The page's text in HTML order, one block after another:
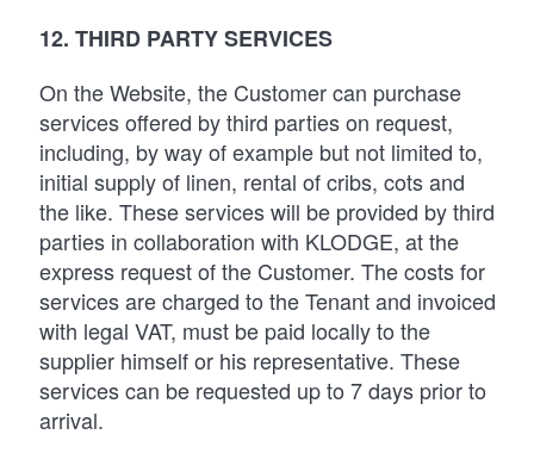
12. THIRD PARTY SERVICES
On the Website, the Customer can purchase
services offered by third parties on request,
including, by way of example but not limited to,
initial supply of linen, rental of cribs, cots and
the like. These services will be provided by third
parties in collaboration with KLODGE, at the
express request of the Customer. The costs for
services are charged to the Tenant and invoiced
with legal VAT, must be paid locally to the
supplier himself or his representative. These
services can be requested up to 7 days prior to
arrival.